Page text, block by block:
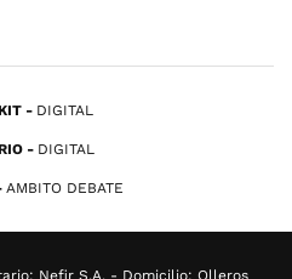
DIGITAL
DIGITAL
AMBITO DEBATE